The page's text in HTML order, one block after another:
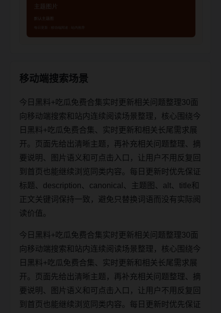
移动端搜索场景
今日黑料+吃瓜免费合集实时更新相关问题整理30面
向移动端搜索和站内连续阅读场景整理，核心围绕今
日黑料+吃瓜免费合集、实时更新和相关长尾需求展
开。页面先给出清晰主题，再补充相关问题整理、摘
要说明、图片语义和可点击入口，让用户不用反复回
到首页也能继续浏览同类内容。每日更新时优先保证
标题、description、canonical、主题图、alt、title和
正文关键词保持一致，避免只替换词语而没有实际阅
读价值。
今日黑料+吃瓜免费合集实时更新相关问题整理30面
向移动端搜索和站内连续阅读场景整理，核心围绕今
日黑料+吃瓜免费合集、实时更新和相关长尾需求展
开。页面先给出清晰主题，再补充相关问题整理、摘
要说明、图片语义和可点击入口，让用户不用反复回
到首页也能继续浏览同类内容。每日更新时优先保证